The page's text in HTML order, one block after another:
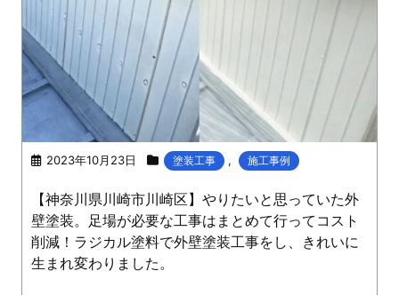
2023年10月23日 塗装工事 , 施工事例
【神奈川県川崎市川崎区】やりたいと思っていた外
壁塗装。足場が必要な工事はまとめて行ってコスト
削減！ラジカル塗料で外壁塗装工事をし、きれいに
生まれ変わりました。